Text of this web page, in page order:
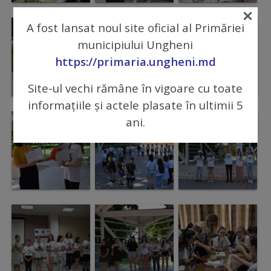
Comisii
de
specialitate
Regulamentul
Consiliului
Calitate
și
integritate
Servicii
Plăți
A fost lansat noul site oficial al Primăriei
municipiului Ungheni
https://primaria.ungheni.md
Site-ul vechi rămâne în vigoare cu toate
informațiile și actele plasate în ultimii 5
ani.
×